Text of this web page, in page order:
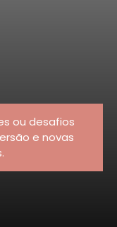
ou desafios
e novas